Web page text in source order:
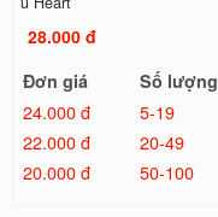
28.000 đ
Đơn giá
Số lượng
24.000 đ
5-19
22.000 đ
20-49
20.000 đ
50-100